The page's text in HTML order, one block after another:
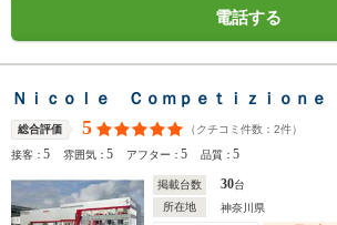
電話する
Ｎｉｃｏｌｅ Ｃｏｍｐｅｔｉｚｉｏｎｅ
総合評価 5 （クチコミ件数： 2件）
接客：5 雰囲気：5 アフター：5 品質：5
掲載台数 30台
所在地
神奈川県